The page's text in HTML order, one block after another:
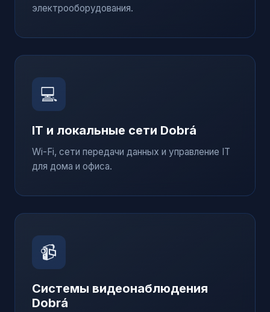
электрооборудования.
💻
IT и локальные сети Dobrá
Wi-Fi, сети передачи данных и управление IT
для дома и офиса.
📹
Системы видеонаблюдения
Dobrá